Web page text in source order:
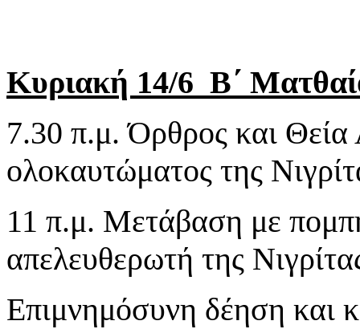
Κυριακή 14/6 Β΄
7.30 π.μ. Όρθρος και Θεία
ολοκαυτώματος της
11 π.μ. Μετάβαση με
απελευθερωτή της
Επιμνημόσυνη δέηση και